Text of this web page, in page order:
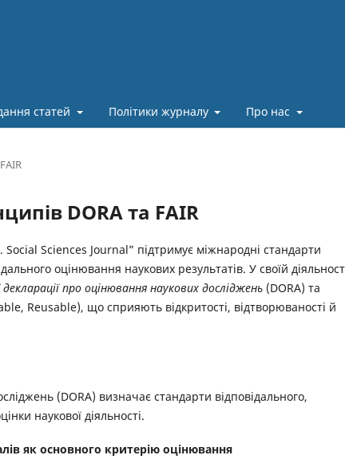
статей Політики журналу Про нас
DORA та FAIR
Sciences Journal” підтримує міжнародні стандарти
оцінювання наукових результатів. У своїй
про оцінювання наукових досліджень (DORA) та
Reusable), що сприяють відкритості, відтворюваності й
(DORA) визначає стандарти відповідального,
наукової діяльності.
як основного критерію оцінювання